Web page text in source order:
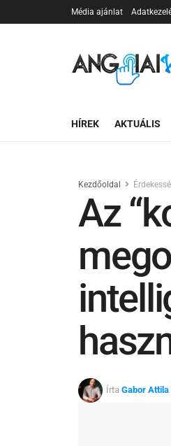
Média ajánlat
HÍREK AKTUÁLIS
Kezdőoldal
Az
Írta Gabor Attila